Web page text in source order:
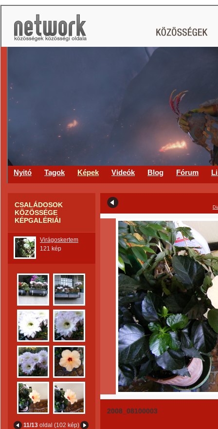
Nyitó Tagok Képek Videók Blog Fórum
CSALÁDOSOK
KÖZÖSSÉGE
KÉPGALÉRIÁI
Virágoskertem
121 kép
11/13 oldal (102 kép)
2008_08100003